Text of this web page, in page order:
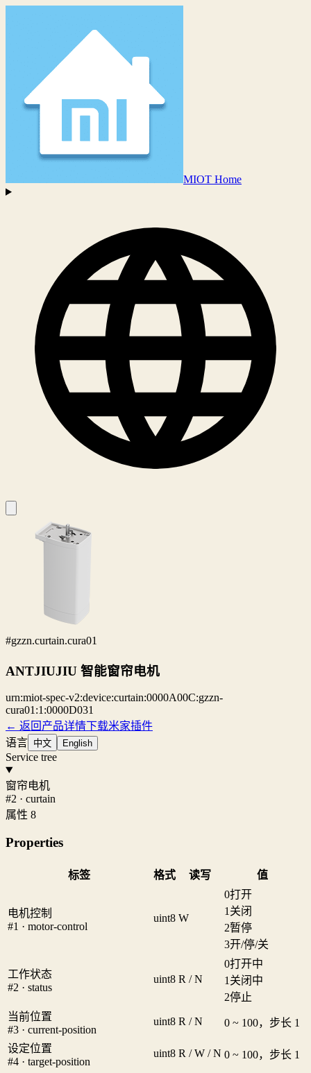
MIOT Home
#gzzn.curtain.cura01
ANTJIUJIU 智能窗帘电机
urn:miot-spec-v2:device:curtain:0000A00C:gzzn-
cura01:1:0000D031
← 返回产品详情下载米家插件
语言 中文 English
Service tree
窗帘电机
#2 · curtain
属性 8
Properties
标签 格式 读写 值
电机控制
#1 · motor-control
uint8 W
0打开
1 关闭
2暂停
3开/停/关
工作状态
#2 · status
uint8 R / N
0打开中
1 关闭中
2停止
当前位置
#3 · current-position
uint8 R / N 0 ~ 100，步长 1
设定位置
#4 · target-position
uint8 R / W / N 0 ~ 100，步长 1